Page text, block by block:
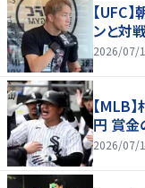
【UFC
ンと対
2026/07/
【MLB
円 賞金
2026/07/